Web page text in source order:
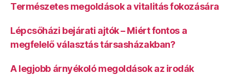
Természetes megoldások a vitalitás fokozására
Lépcsőházi bejárati ajtók – Miért fontos a
megfelelő választás társasházakban?
A legjobb árnyékoló megoldások az irodák